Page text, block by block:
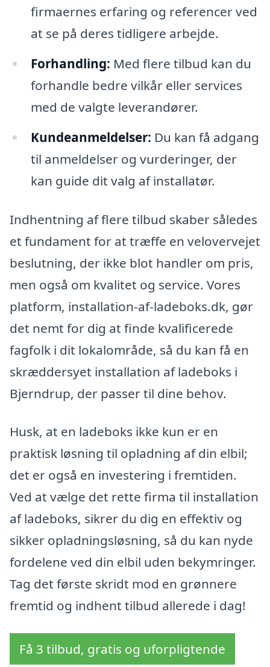
firmaernes erfaring og referencer ved
at se på deres tidligere arbejde.
Forhandling: Med flere tilbud kan du
forhandle bedre vilkår eller services
med de valgte leverandører.
Kundeanmeldelser: Du kan få adgang
til anmeldelser og vurderinger, der
kan guide dit valg af installatør.
Indhentning af flere tilbud skaber således
et fundament for at træffe en velovervejet
beslutning, der ikke blot handler om pris,
men også om kvalitet og service. Vores
platform, installation-af-ladeboks.dk, gør
det nemt for dig at finde kvalificerede
fagfolk i dit lokalområde, så du kan få en
skræddersyet installation af ladeboks i
Bjerndrup, der passer til dine behov.
Husk, at en ladeboks ikke kun er en
praktisk løsning til opladning af din elbil;
det er også en investering i fremtiden.
Ved at vælge det rette firma til installation
af ladeboks, sikrer du dig en effektiv og
sikker opladningsløsning, så du kan nyde
fordelene ved din elbil uden bekymringer.
Tag det første skridt mod en grønnere
fremtid og indhent tilbud allerede i dag!
Få 3 tilbud, gratis og uforpligtende